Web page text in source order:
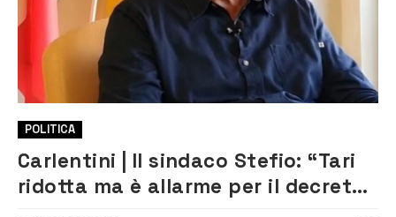
POLITICA
Carlentini | Il sindaco Stefio: “Tari
ridotta ma è allarme per il decreto